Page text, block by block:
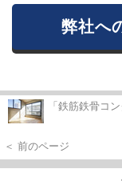
弊社へ
「鉄筋鉄骨コ
＜ 前のページ